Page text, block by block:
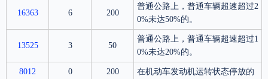
16363 6 200
普通公路上，普通车辆超速超过2
0%未达50%的。
13525 3 50
普通公路上，普通车辆超速超过1
0%未达20%的。
8012 0 200 在机动车发动机运转状态停放的